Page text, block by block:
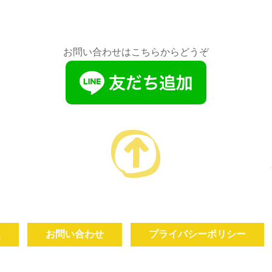
お問い合わせはこちらからどうぞ
お問い合わせ プライバシーポリシー